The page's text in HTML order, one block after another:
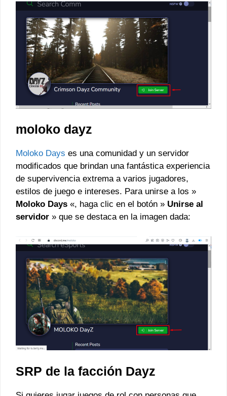
moloko dayz
Moloko Days es una comunidad y un servidor
modificados que brindan una fantástica experiencia
de supervivencia extrema a varios jugadores,
estilos de juego e intereses. Para unirse a los »
Moloko Days «, haga clic en el botón » Unirse al
servidor » que se destaca en la imagen dada:
SRP de la facción Dayz